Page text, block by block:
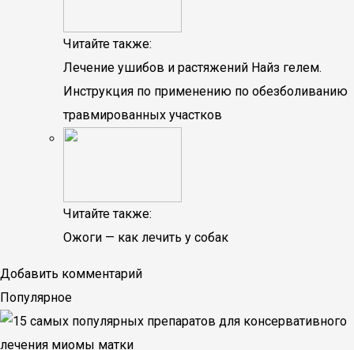
Читайте также:
Лечение ушибов и растяжений Найз гелем.
Инструкция по применению по обезболиванию
травмированных участков
Читайте также:
Ожоги — как лечить у собак
Добавить комментарий
Популярное